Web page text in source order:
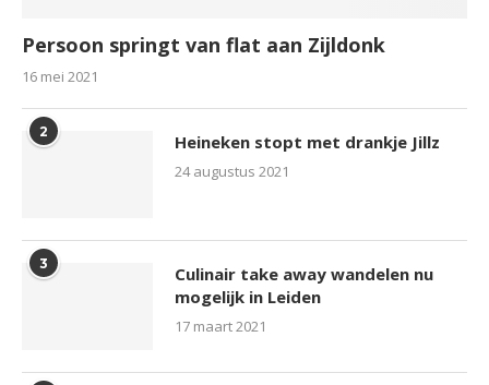
Persoon springt van flat aan Zijldonk
16 mei 2021
2 Heineken stopt met drankje Jillz
24 augustus 2021
3
Culinair take away wandelen nu
mogelijk in Leiden
17 maart 2021